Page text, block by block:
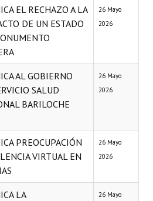
- Registro
EL RECHAZO A LA
DE UN ESTADO
26 Mayo
2026
AL GOBIERNO
SALUD
BARILOCHE
26 Mayo
2026
PREOCUPACIÓN
VIRTUAL EN
26 Mayo
2026
LA
26 Mayo